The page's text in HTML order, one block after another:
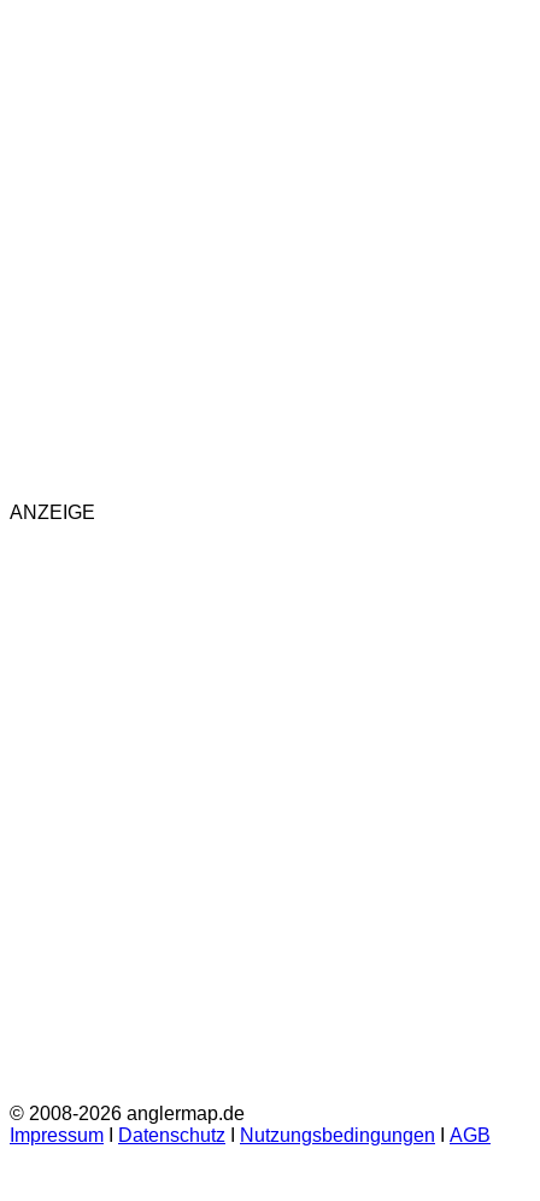
ANZEIGE
© 2008-2026 anglermap.de
Impressum
Datenschutz Nutzungsbedingungen AGB